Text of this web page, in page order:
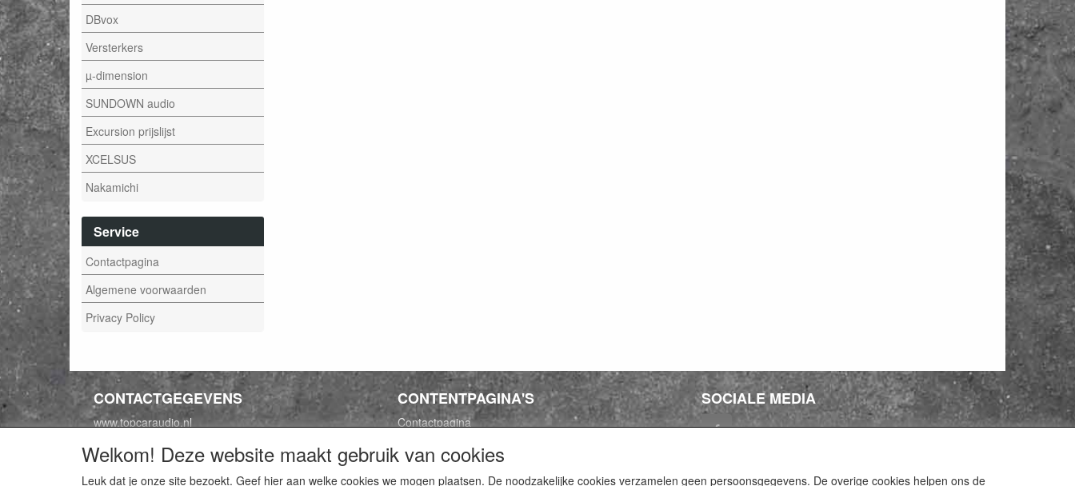
DBvox
Versterkers
µ-dimension
SUNDOWN audio
Excursion prijslijst
XCELSUS
Nakamichi
Service
Contactpagina
Algemene voorwaarden
Privacy Policy
CONTACTGEGEVENS
www.topcaraudio.nl
8316 GA Marknesse
CONTENTPAGINA'S
Contactpagina
Privacy Policy
SOCIALE MEDIA
Welkom! Deze website maakt gebruik van cookies
Leuk dat je onze site bezoekt. Geef hier aan welke cookies we mogen plaatsen. De noodzakelijke cookies verzamelen geen persoonsgegevens. De overige cookies helpen ons de